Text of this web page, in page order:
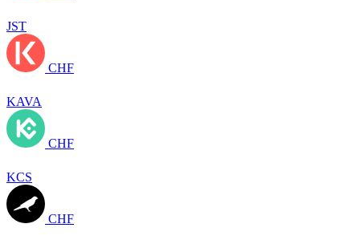
JST
CHF
KAVA
CHF
KCS
CHF